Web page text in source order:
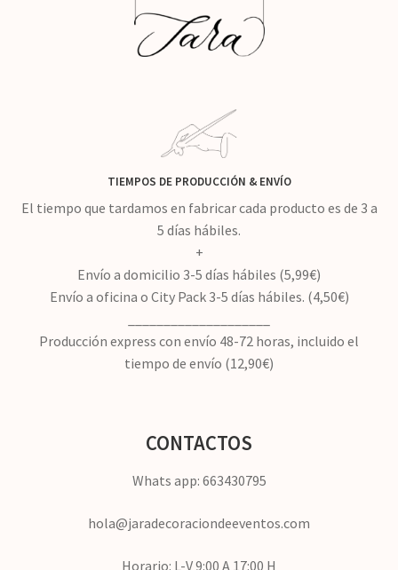
TIEMPOS DE PRODUCCIÓN & ENVÍO
El tiempo que tardamos en fabricar cada producto es de 3 a
5 días hábiles.
+
Envío a domicilio 3-5 días hábiles (5,99€)
Envío a oficina o City Pack 3-5 días hábiles. (4,50€)
Producción express con envío 48-72 horas, incluido el
tiempo de envío (12,90€)
CONTACTOS
Whats app: 663430795
hola@jaradecoraciondeeventos.com
Horario: L-V 9:00 A 17:00 H